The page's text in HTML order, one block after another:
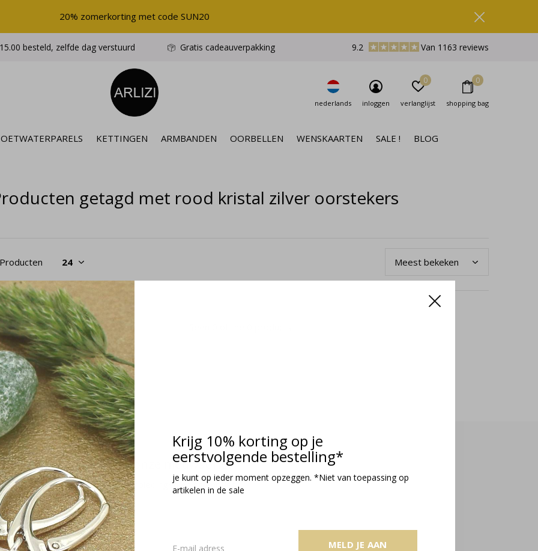
Krijg 10% korting op je
eerstvolgende bestelling*
je kunt op ieder moment opzeggen. *Niet van toepassing op
artikelen in de sale
MELD JE AAN
KETTINGEN ARMBANDEN OORBELLEN WENSKAARTEN SALE ! BLOG
nederlands inloggen verlanglijst
0
shopping bag
0
besteld, zelfde dag verstuurd Gratis cadeauverpakking 9.2 Van 1163 reviews
20% zomerkorting met code SUN20
getagd met rood kristal zilver oorstekers
Meld je aan voor onze nieuwsbrief
Ontvang de nieuwste aanbiedingen en promoties